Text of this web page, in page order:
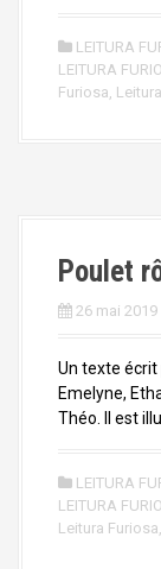
LEITURA
LEITURA
Furiosa
Poulet
26 mai 2019
Un texte
Emelyne,
Théo. Il est
LEITURA
LEITURA
Leitura Furiosa